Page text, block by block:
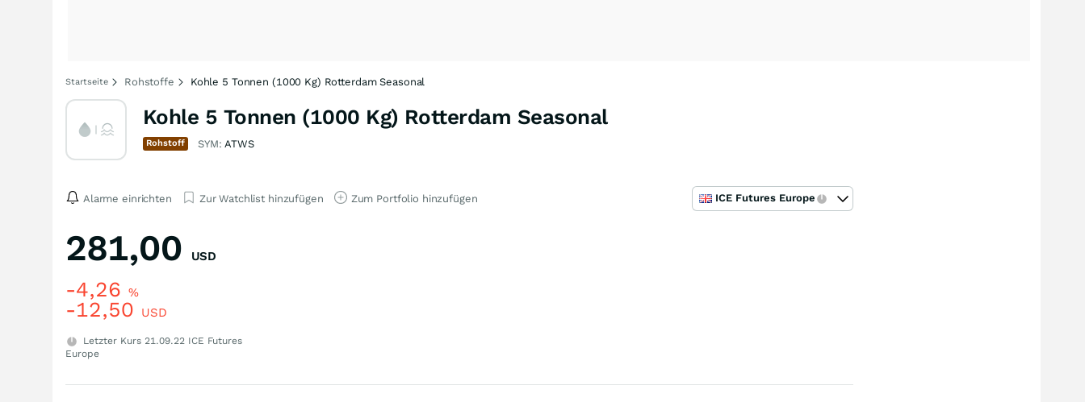
Startseite Rohstoffe Kohle 5 Tonnen (1000 Kg) Rotterdam Seasonal
Kohle 5 Tonnen (1000 Kg) Rotterdam Seasonal
Rohstoff SYM:ATWS
Alarme einrichten Zur Watchlist hinzufügen Zum Portfolio hinzufügen ICE Futures Europe
281,00 USD
-4,26 %
-12,50 USD
Letzter Kurs 21.09.22 ICE Futures
Europe